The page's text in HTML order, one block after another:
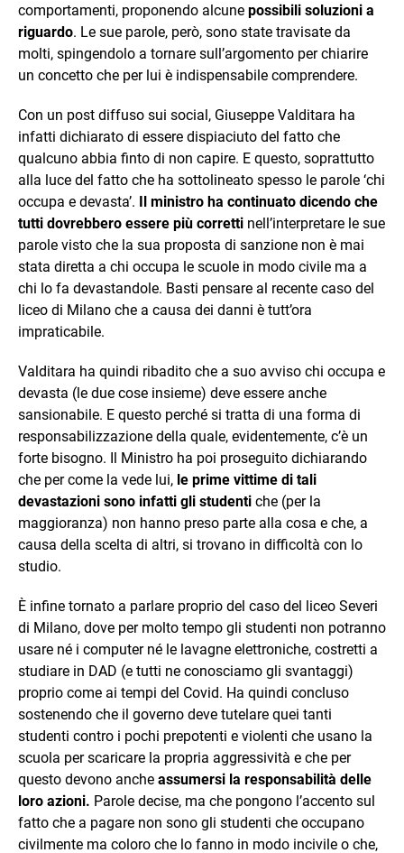
comportamenti, proponendo alcune possibili soluzioni a
riguardo. Le sue parole, però, sono state travisate da
molti, spingendolo a tornare sull’argomento per chiarire
un concetto che per lui è indispensabile comprendere.
Con un post diffuso sui social, Giuseppe Valditara ha
infatti dichiarato di essere dispiaciuto del fatto che
qualcuno abbia finto di non capire. E questo, soprattutto
alla luce del fatto che ha sottolineato spesso le parole ‘chi
occupa e devasta’. Il ministro ha continuato dicendo che
tutti dovrebbero essere più corretti nell’interpretare le sue
parole visto che la sua proposta di sanzione non è mai
stata diretta a chi occupa le scuole in modo civile ma a
chi lo fa devastandole. Basti pensare al recente caso del
liceo di Milano che a causa dei danni è tutt’ora
impraticabile.
Valditara ha quindi ribadito che a suo avviso chi occupa e
devasta (le due cose insieme) deve essere anche
sansionabile. E questo perché si tratta di una forma di
responsabilizzazione della quale, evidentemente, c’è un
forte bisogno. Il Ministro ha poi proseguito dichiarando
che per come la vede lui, le prime vittime di tali
devastazioni sono infatti gli studenti che (per la
maggioranza) non hanno preso parte alla cosa e che, a
causa della scelta di altri, si trovano in difficoltà con lo
studio.
È infine tornato a parlare proprio del caso del liceo Severi
di Milano, dove per molto tempo gli studenti non potranno
usare né i computer né le lavagne elettroniche, costretti a
studiare in DAD (e tutti ne conosciamo gli svantaggi)
proprio come ai tempi del Covid. Ha quindi concluso
sostenendo che il governo deve tutelare quei tanti
studenti contro i pochi prepotenti e violenti che usano la
scuola per scaricare la propria aggressività e che per
questo devono anche assumersi la responsabilità delle
loro azioni. Parole decise, ma che pongono l’accento sul
fatto che a pagare non sono gli studenti che occupano
civilmente ma coloro che lo fanno in modo incivile o che,